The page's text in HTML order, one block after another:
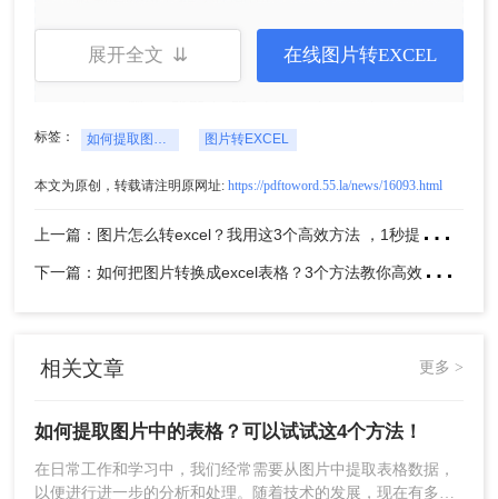
注意：转为在线文档时，注意选择正确的格式（表
方法二、在线页面工具
如果你办公电脑不可以登录QQ，那么推荐第二种方
法。完全免费，且不需要注册的在线网址，直接将
图片转化为电子表格。
展开全文 ⇊ 在线图片转EXCEL
标签： 如何提取图片中的表格 图片转EXCEL
本文为原创，转载请注明原网址: https://pdftoword.55.la/news/16093.html
上
一篇：图片怎么转excel？我用这3个高效方法 ，1秒提取图片表格！
下
一篇：如何把图片转换成excel表格？3个方法教你高效处理数据~
相关文章 更多 >
如何提取图片中的表格？可以试试这4个方法！
在日常工作和学习中，我们经常需要从图片中提取表格数据，
以便进行进一步的分析和处理。随着技术的发展，现在有多种